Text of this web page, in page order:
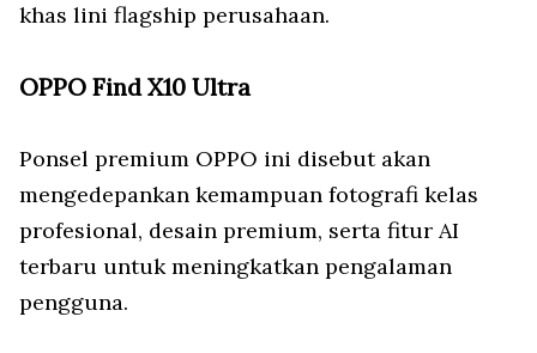
khas lini flagship perusahaan.
OPPO Find X10 Ultra
Ponsel premium OPPO ini disebut akan
mengedepankan kemampuan fotografi kelas
profesional, desain premium, serta fitur AI
terbaru untuk meningkatkan pengalaman
pengguna.